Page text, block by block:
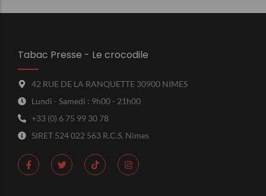
Tabac Presse - Le crocodile
42 RUE DE LA RANQUETTE 30900 NIMES
Lundi - Samedi : 9h00 - 21h00
+33 (0) 6 75 99 30 78
SIRET 524 022 563 R.C.S. Nimes